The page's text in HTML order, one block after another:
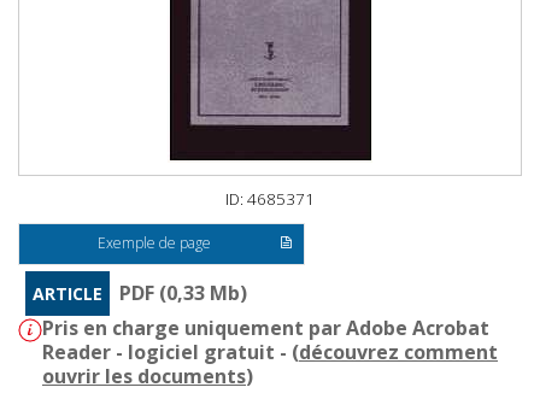
ID: 4685371
Exemple de page
ARTICLE
PDF (0,33 Mb)
Pris en charge uniquement par Adobe Acrobat
Reader - logiciel gratuit - (découvrez comment
ouvrir les documents)